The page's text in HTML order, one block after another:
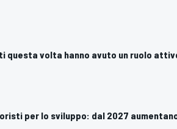
questa volta hanno avuto un ruolo
per lo sviluppo: dal 2027